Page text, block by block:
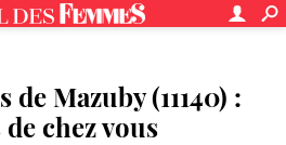
Mazuby (11140) :
chez vous